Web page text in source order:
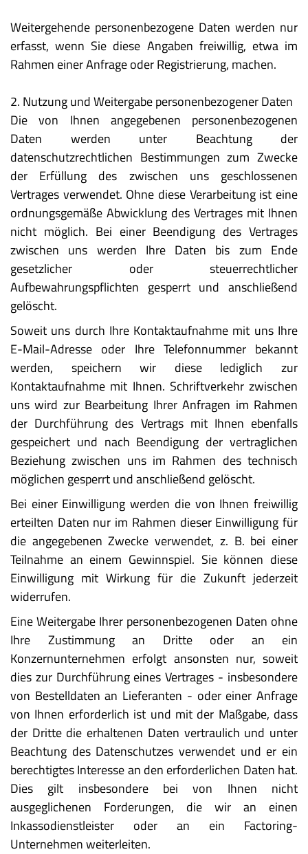
Weitergehende personenbezogene Daten werden nur
erfasst, wenn Sie diese Angaben freiwillig, etwa im
Rahmen einer Anfrage oder Registrierung, machen.
2. Nutzung und Weitergabe personenbezogener Daten
Die von Ihnen angegebenen personenbezogenen
Daten werden unter Beachtung der
datenschutzrechtlichen Bestimmungen zum Zwecke
der Erfüllung des zwischen uns geschlossenen
Vertrages verwendet. Ohne diese Verarbeitung ist eine
ordnungsgemäße Abwicklung des Vertrages mit Ihnen
nicht möglich. Bei einer Beendigung des Vertrages
zwischen uns werden Ihre Daten bis zum Ende
gesetzlicher oder steuerrechtlicher
Aufbewahrungspflichten gesperrt und anschließend
gelöscht.
Soweit uns durch Ihre Kontaktaufnahme mit uns Ihre
E-Mail-Adresse oder Ihre Telefonnummer bekannt
werden, speichern wir diese lediglich zur
Kontaktaufnahme mit Ihnen. Schriftverkehr zwischen
uns wird zur Bearbeitung Ihrer Anfragen im Rahmen
der Durchführung des Vertrags mit Ihnen ebenfalls
gespeichert und nach Beendigung der vertraglichen
Beziehung zwischen uns im Rahmen des technisch
möglichen gesperrt und anschließend gelöscht.
Bei einer Einwilligung werden die von Ihnen freiwillig
erteilten Daten nur im Rahmen dieser Einwilligung für
die angegebenen Zwecke verwendet, z. B. bei einer
Teilnahme an einem Gewinnspiel. Sie können diese
Einwilligung mit Wirkung für die Zukunft jederzeit
widerrufen.
Eine Weitergabe Ihrer personenbezogenen Daten ohne
Ihre Zustimmung an Dritte oder an ein
Konzernunternehmen erfolgt ansonsten nur, soweit
dies zur Durchführung eines Vertrages - insbesondere
von Bestelldaten an Lieferanten - oder einer Anfrage
von Ihnen erforderlich ist und mit der Maßgabe, dass
der Dritte die erhaltenen Daten vertraulich und unter
Beachtung des Datenschutzes verwendet und er ein
berechtigtes Interesse an den erforderlichen Daten hat.
Dies gilt insbesondere bei von Ihnen nicht
ausgeglichenen Forderungen, die wir an einen
Inkassodienstleister oder an ein Factoring-
Unternehmen weiterleiten.